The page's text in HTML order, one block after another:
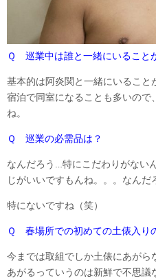
Ｑ 巡業中は誰と一緒にいること
基本的は阿炎関と一緒にいること
宿泊で同室になることも多いの
ね。
Ｑ 巡業の必需品は？
なんだろう…特にこだわりがない
じがいいですもんね。。。なんだ
特にないですね（笑）
Ｑ 春場所での初めての土俵入り
今までは取組でしか土俵にあが
あがるっていうのは新鮮で不思議